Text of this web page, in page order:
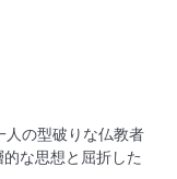
人の型破りな仏教者
な思想と屈折した